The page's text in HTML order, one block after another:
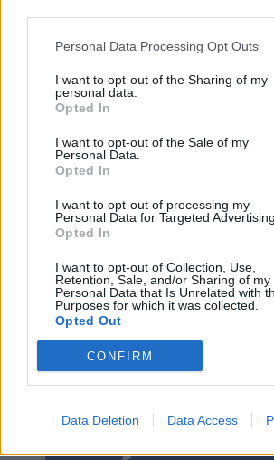
Personal Data Processing Opt Outs
I want to opt-out of the Sharing of my
personal data.
Opted In
I want to opt-out of the Sale of my
Personal Data.
Opted In
I want to opt-out of processing my
Personal Data for Targeted Advertising.
Opted In
I want to opt-out of Collection, Use,
Retention, Sale, and/or Sharing of my
Personal Data that Is Unrelated with
Purposes for which it was collected.
Opted Out
CONFIRM
Data Deletion Data Access